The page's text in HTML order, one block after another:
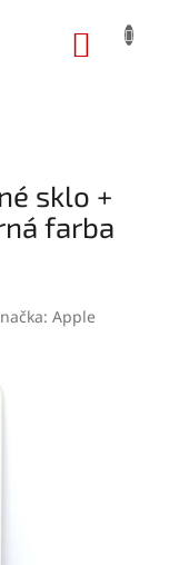
sklo +
farba
Apple